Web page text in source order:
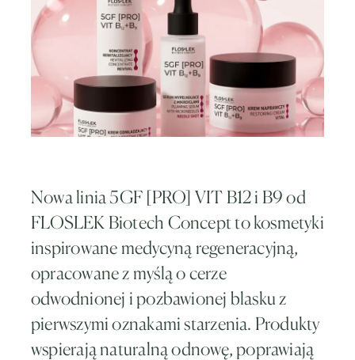
Nowa linia 5GF [PRO] VIT B12 i B9 od
FLOSLEK Biotech Concept to kosmetyki
inspirowane medycyną regeneracyjną,
opracowane z myślą o cerze
odwodnionej i pozbawionej blasku z
pierwszymi oznakami starzenia. Produkty
wspierają naturalną odnowę, poprawiają